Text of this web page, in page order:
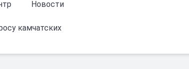
Новости
камчатских